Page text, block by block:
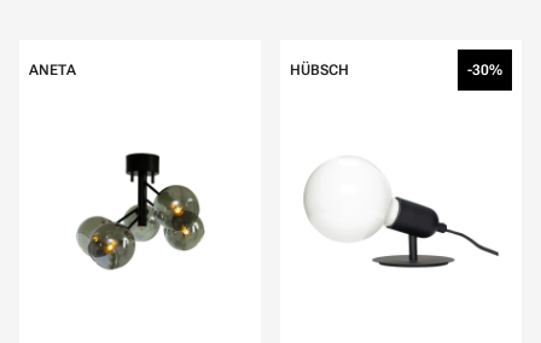
ANETA HÜBSCH -30%